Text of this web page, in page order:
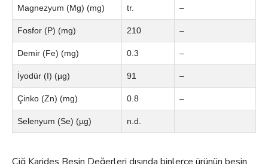
Magnezyum (Mg) (mg) tr. –
Fosfor (P) (mg) 210 –
Demir (Fe) (mg) 0.3 –
İyodür (I) (µg) 91 –
Çinko (Zn) (mg) 0.8 –
Selenyum (Se) (µg) n.d.